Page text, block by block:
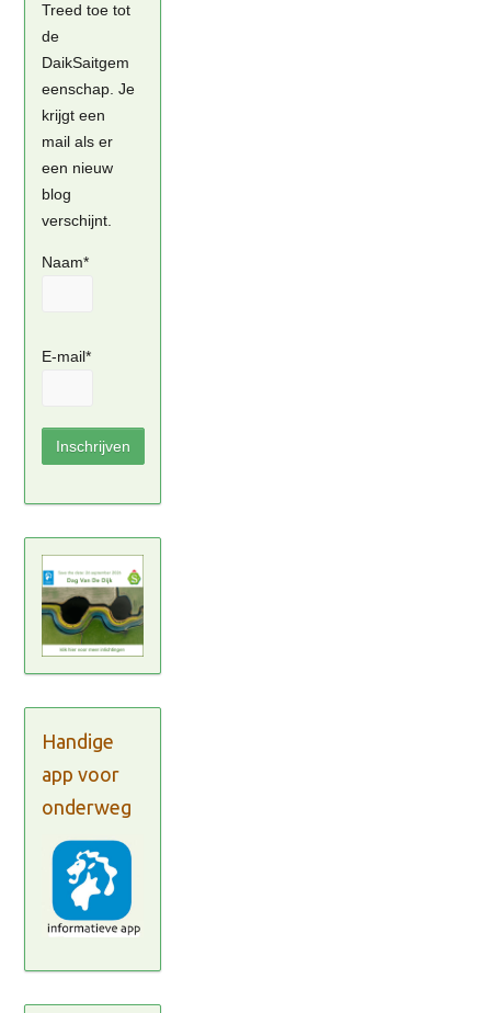
Treed toe tot
de
DaikSaitgem
eenschap. Je
krijgt een
mail als er
een nieuw
blog
verschijnt.
Naam*
E-mail*
Handige
app voor
onderweg